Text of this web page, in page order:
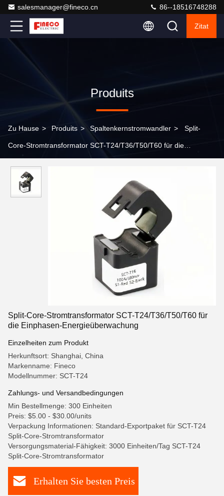
salesmanager@fineco.cn 86--18516748288
Zitat
Produits
Zu Hause > Produits > Spaltenkernstromwandler > Split-
Core-Stromtransformator SCT-T24/T36/T50/T60 für die
Split-Core-Stromtransformator SCT-T24/T36/T50/T60 für
die Einphasen-Energieüberwachung
Einzelheiten zum Produkt
Herkunftsort: Shanghai, China
Markenname: Fineco
Modellnummer: SCT-T24
Zahlungs- und Versandbedingungen
Min Bestellmenge: 300 Einheiten
Preis: $5.00 - $30.00/units
Verpackung Informationen: Standard-Exportpaket für SCT-T24
Split-Core-Stromtransformator
Versorgungsmaterial-Fähigkeit: 3000 Einheiten/Tag SCT-T24
Split-Core-Stromtransformator
Erhalten Sie besten Preis